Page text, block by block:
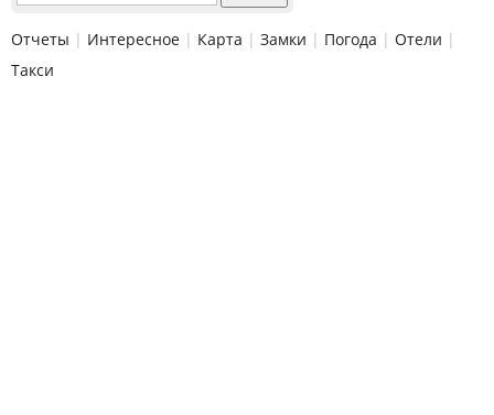
Отчеты | Интересное | Карта | Замки | Погода | Отели |
Такси